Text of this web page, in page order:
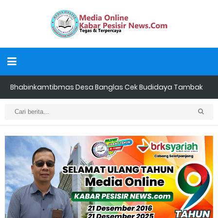
Bhabinkamtibmas Desa Banglas Cek Budidaya Tambak
Udang Warga, Diperkirakan 60.000 Ekor
Tiga Orang Putra Terbaik Desa Alah air Maju Bacalon Kades
Alah air Kecamatan Tebing tinggi Berjalan lancar
LAMR Kepulauan Meranti dan Bawaslu Bakal Laksanakan Kerja
Sama Menyambut Pemilu 2029